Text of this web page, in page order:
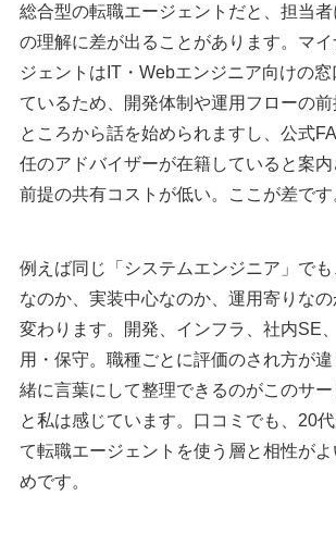
マイナビクリエイター
TechStars Agent
テックゴー
クラウドリンク
社内SE転職ナビ
キッカケエージェント
はじめてのエンジニア
総合型の転職エージェントだと、担当
の理解に差が出ることがあります。マ
ジェントはIT・Webエンジニア向けの
ているため、開発体制や運用フローの
ところから話を始められますし、公式
任のアドバイザーが在籍していると案内
前提の共有コストが低い。ここが差です
例えば同じ「システムエンジニア」で
なのか、実装中心なのか、運用寄りな
変わります。開発、インフラ、社内SE
用・保守。職種ごとに評価のされ方が
緒に言葉にして整理できるのがこのサ
と私は感じています。口コミでも、20
て転職エージェントを使う層と相性が
めです。